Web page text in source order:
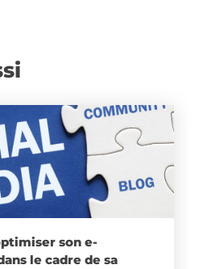
son e-
le cadre de sa